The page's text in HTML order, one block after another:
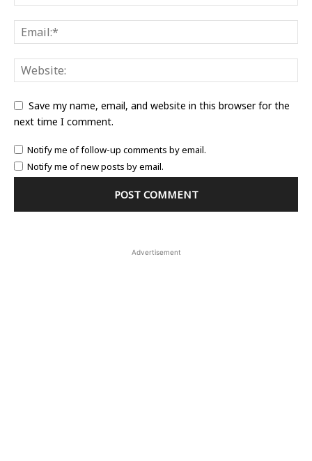
Save my name, email, and website in this browser for the
next time I comment.
Notify me of follow-up comments by email.
Notify me of new posts by email.
Advertisement